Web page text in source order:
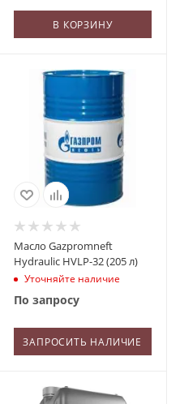
В КОРЗИНУ
Масло Gazpromneft
Hydraulic HVLP-32 (205 л)
Уточняйте наличие
По запросу
ЗАПРОСИТЬ НАЛИЧИЕ